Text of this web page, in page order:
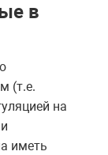
в
(т.е.
на
иметь